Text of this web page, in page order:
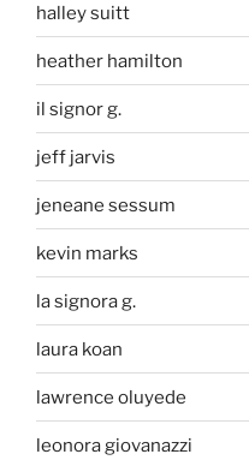
halley suitt
heather hamilton
il signor g.
jeff jarvis
jeneane sessum
kevin marks
la signora g.
laura koan
lawrence oluyede
leonora giovanazzi